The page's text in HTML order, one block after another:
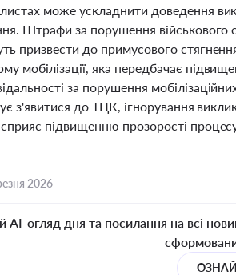
може ускладнити доведення
Штрафи за порушення військового
призвести до примусового
мобілізації, яка передбачає
за порушення
з'явитися до ТЦК, ігнорування
підвищенню прозорості
2026
AI-огляд дня та посилання на всі